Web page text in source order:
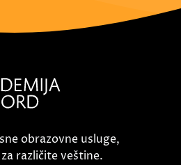
obrazovne usluge,
različite veštine.